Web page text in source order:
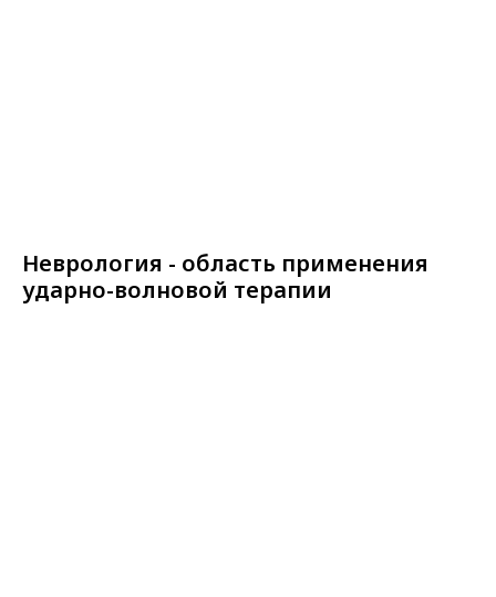
Неврология - область применения
ударно-волновой терапии